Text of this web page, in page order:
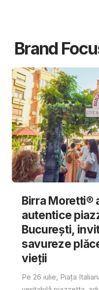
Brand
Birra Moretti®
autentice
București,
savureze
vieții
Pe 26 iulie, Piața